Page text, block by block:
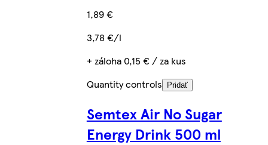
1,89 €
3,78 €/l
+ záloha 0,15 € / za kus
Quantity controls
Pridať
Semtex Air No Sugar
Energy Drink 500 ml